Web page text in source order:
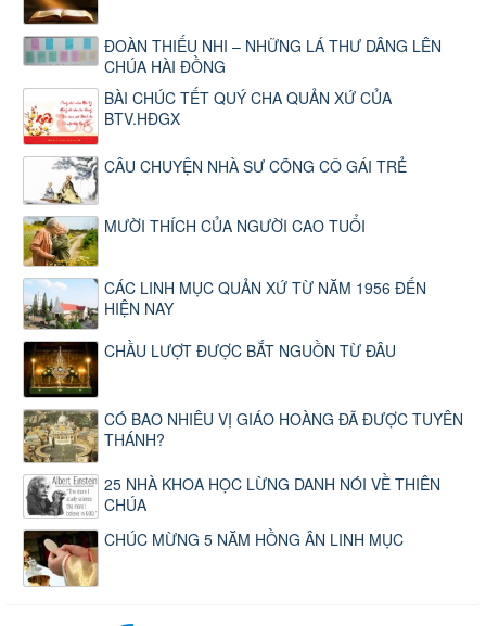
ĐOÀN THIẾU NHI – NHỮNG LÁ THƯ DÂNG LÊN
CHÚA HÀI ĐỒNG
BÀI CHÚC TẾT QUÝ CHA QUẢN XỨ CỦA
BTV.HĐGX
CÂU CHUYỆN NHÀ SƯ CÕNG CÔ GÁI TRẺ
MƯỜI THÍCH CỦA NGƯỜI CAO TUỔI
CÁC LINH MỤC QUẢN XỨ TỪ NĂM 1956 ĐẾN
HIỆN NAY
CHẦU LƯỢT ĐƯỢC BẮT NGUỒN TỪ ĐÂU
CÓ BAO NHIÊU VỊ GIÁO HOÀNG ĐÃ ĐƯỢC TUYÊN
THÁNH?
25 NHÀ KHOA HỌC LỪNG DANH NÓI VỀ THIÊN
CHÚA
CHÚC MỪNG 5 NĂM HỒNG ÂN LINH MỤC